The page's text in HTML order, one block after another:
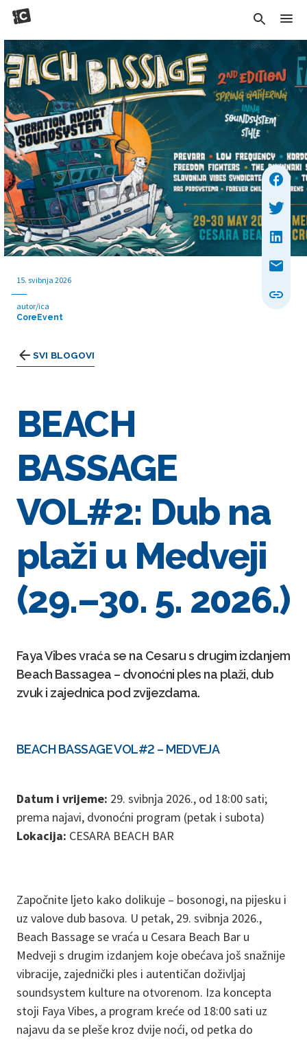
SVI BLOGOVI
15. svibnja 2026
autor/ica
CoreEvent
BEACH
BASSAGE
VOL#2: Dub na
plaži u Medveji
(29.–30. 5. 2026.)
Faya Vibes vraća se na Cesaru s drugim izdanjem
Beach Bassagea – dvonoćni ples na plaži, dub
zvuk i zajednica pod zvijezdama.
BEACH BASSAGE VOL#2 – MEDVEJA
Datum i vrijeme: 29. svibnja 2026., od 18:00 sati;
prema najavi, dvonoćni program (petak i subota)
Lokacija: CESARA BEACH BAR
Započnite ljeto kako dolikuje – bosonogi, na pijesku i
uz valove dub basova. U petak, 29. svibnja 2026.,
Beach Bassage se vraća u Cesara Beach Bar u
Medveji s drugim izdanjem koje obećava još snažnije
vibracije, zajednički ples i autentičan doživljaj
soundsystem kulture na otvorenom. Iza koncepta
stoji Faya Vibes, a program kreće od 18:00 sati uz
najavu da se pleše kroz dvije noći, od petka do